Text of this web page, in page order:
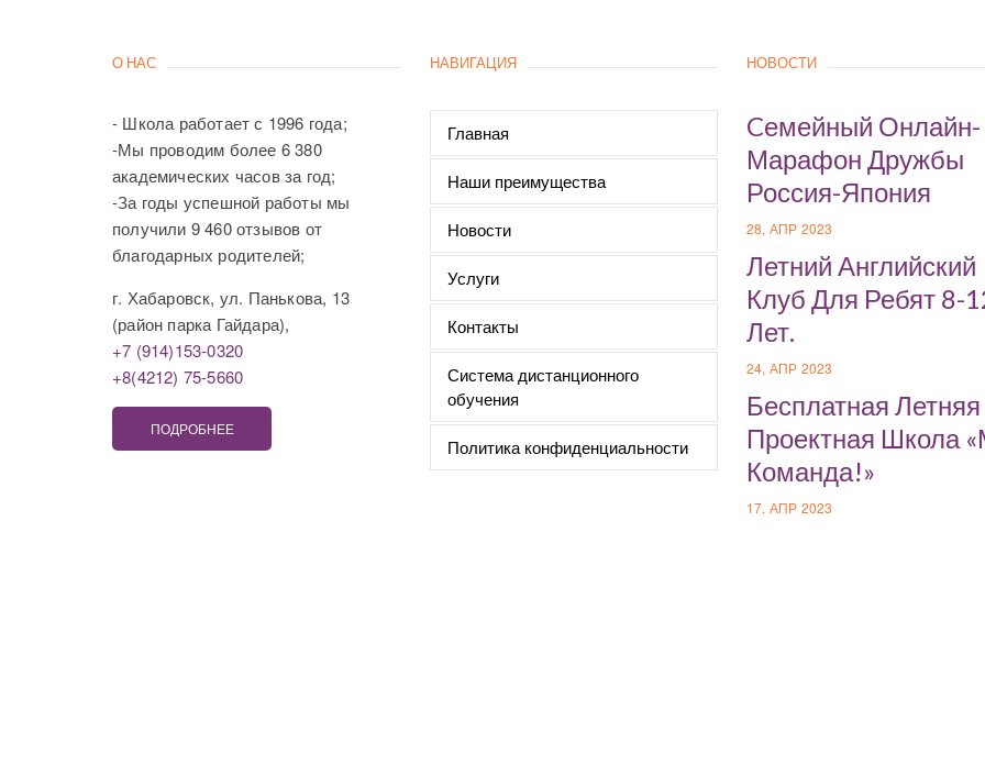
О НАС
- Школа работает с 1996 года;
-Мы проводим более 6 380
академических часов за год;
-За годы успешной работы мы
получили 9 460 отзывов от
благодарных родителей;
г. Хабаровск, ул. Панькова, 13
(район парка Гайдара),
+7 (914)153-0320
+8(4212) 75-5660
ПОДРОБНЕЕ
НАВИГАЦИЯ
Главная
Наши преимущества
Новости
Услуги
Контакты
Система дистанционного
обучения
Политика конфиденциальности
НОВОСТИ
Cемейный Онлайн-
Марафон Дружбы
Россия-Япония
28, АПР 2023
Летний Английский
Клуб Для Ребят 8-
Лет.
24, АПР 2023
Бесплатная Летняя
Проектная Школа
Команда!»
17, АПР 2023